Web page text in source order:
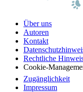
Über uns
Autoren
Kontakt
Rechtliche
Cookie-
Zugänglichkeit
Impressum